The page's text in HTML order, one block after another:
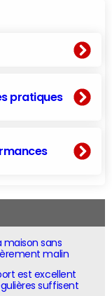
pratiques
maison sans
malin
est excellent
suffisent